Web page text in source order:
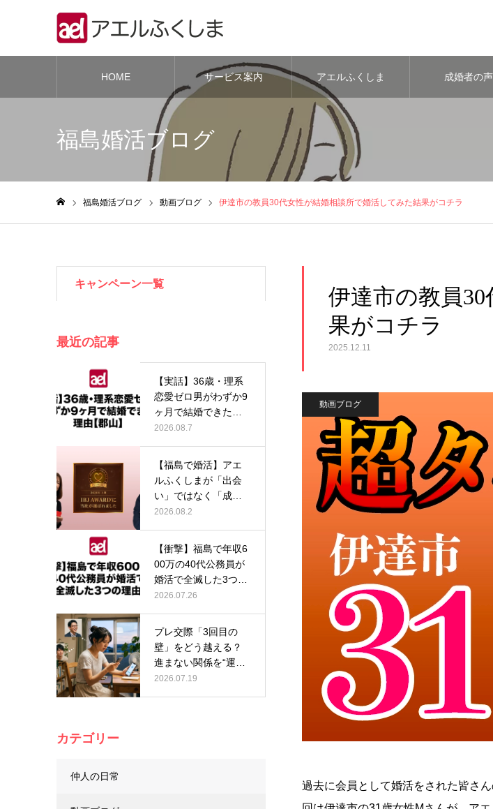
HOME サービス案内 アエルふくしま 成婚者の声
福島婚活ブログ
福島婚活ブログ 動画ブログ 伊達市の教員30代女性が結婚相談所で婚活してみた結果がコチラ
伊達市の教員
果がコチラ
2025.12.11
動画ブログ
過去に会員として婚活をされた皆さ
キャンペーン一覧
最近の記事
【実話】36歳・理系
恋愛ゼロ男がわずか9
ヶ月で結婚できた理
由【郡山…
2026.08.7
【福島で婚活】アエ
ルふくしまが「出会
い」ではなく「成
婚」にこだわり…
2026.08.2
【衝撃】福島で年収6
00万の40代公務員が
婚活で全滅した3つの
理由…
2026.07.26
プレ交際「3回目の
壁」をどう越える？
進まない関係を“運
命”に変える…
2026.07.19
カテゴリー
仲人の日常